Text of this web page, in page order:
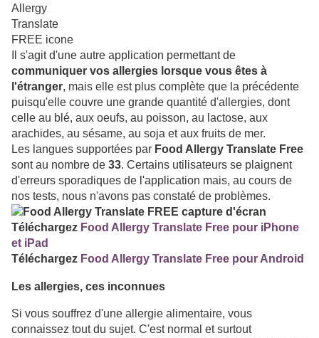
Il s'agit d'une autre application permettant de
communiquer vos allergies lorsque vous êtes à
l'étranger, mais elle est plus complète que la précédente
puisqu'elle couvre une grande quantité d'allergies, dont
celle au blé, aux oeufs, au poisson, au lactose, aux
arachides, au sésame, au soja et aux fruits de mer.
Les langues supportées par Food Allergy Translate Free
sont au nombre de 33. Certains utilisateurs se plaignent
d'erreurs sporadiques de l'application mais, au cours de
nos tests, nous n'avons pas constaté de problèmes.
Téléchargez Food Allergy Translate Free pour iPhone
et iPad
Téléchargez Food Allergy Translate Free pour Android
Les allergies, ces inconnues
Si vous souffrez d'une allergie alimentaire, vous
connaissez tout du sujet. C'est normal et surtout